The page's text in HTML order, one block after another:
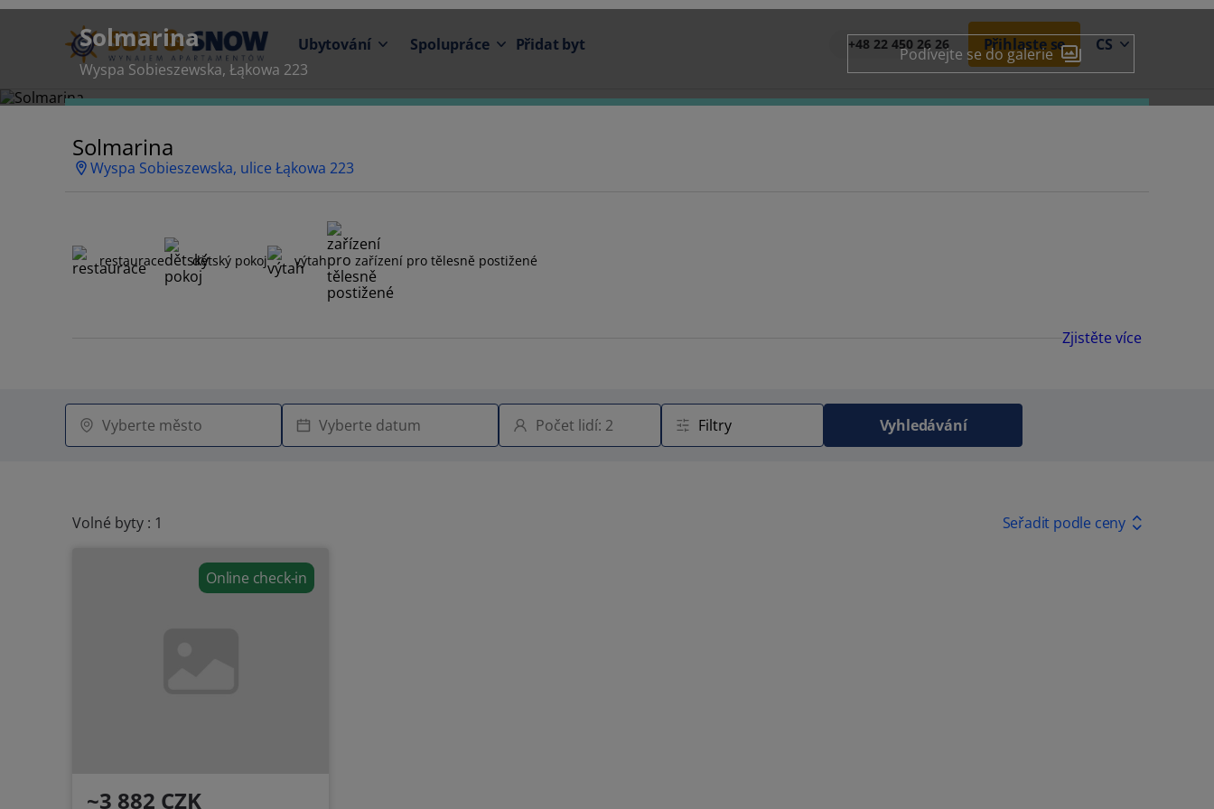
Ubytování Spolupráce Přidat byt +48 22 450 26 26 Přihlaste se CS
Solmarina
Wyspa Sobieszewska, Łąkowa 223
Podívejte se do galerie
Solmarina
Wyspa Sobieszewska, ulice Łąkowa 223
restaurace dětský pokoj výtah zařízení pro tělesně postižené
Zjistěte více
Vyhledávání
Volné byty : 1 Seřadit podle ceny
Online check-in
~3 882 CZK